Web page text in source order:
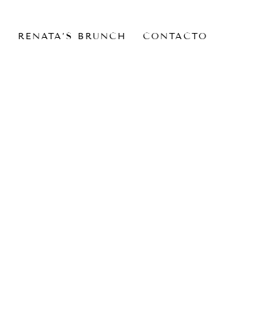
RENATA’S BRUNCH CONTACTO